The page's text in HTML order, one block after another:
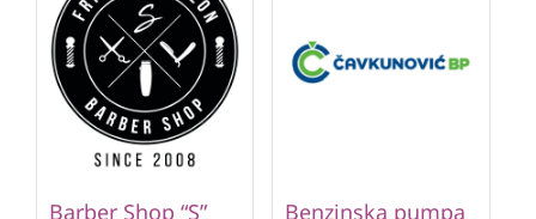
Barber Shop “S” Benzinska pumpa